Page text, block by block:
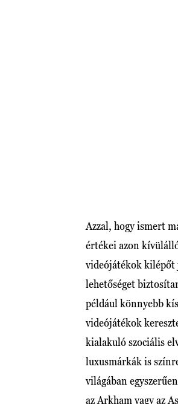
Azzal, hogy ismert
értékei azon
videójátékok kilépőt
lehetőséget
például könnyebb
videójátékok
kialakuló szociális
luxusmárkák is
világában
az Arkham vagy az